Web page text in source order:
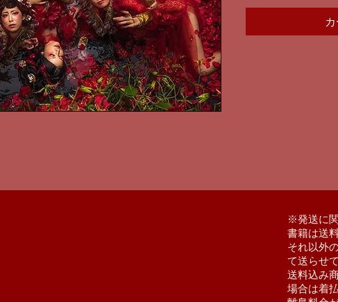
​※発送に
書籍は送
それ以外
て送らせ
送料込み
場合は着